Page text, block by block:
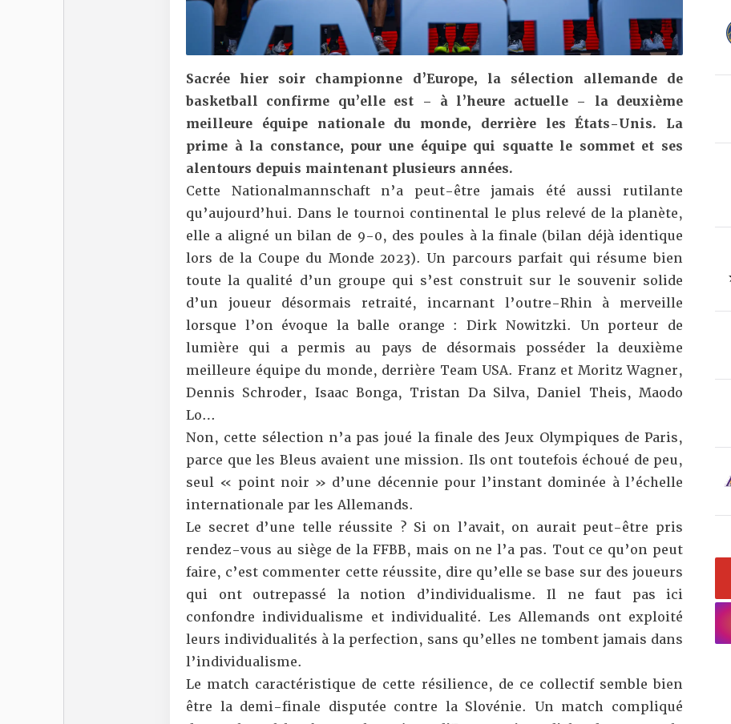
Sacrée hier soir championne d’Europe, la sélection allemande de
basketball confirme qu’elle est – à l’heure actuelle – la deuxième
meilleure équipe nationale du monde, derrière les États-Unis. La
prime à la constance, pour une équipe qui squatte le sommet et ses
alentours depuis maintenant plusieurs années.
Cette Nationalmannschaft n’a peut-être jamais été aussi rutilante
qu’aujourd’hui. Dans le tournoi continental le plus relevé de la planète,
elle a aligné un bilan de 9-0, des poules à la finale (bilan déjà identique
lors de la Coupe du Monde 2023). Un parcours parfait qui résume bien
toute la qualité d’un groupe qui s’est construit sur le souvenir solide
d’un joueur désormais retraité, incarnant l’outre-Rhin à merveille
lorsque l’on évoque la balle orange : Dirk Nowitzki. Un porteur de
lumière qui a permis au pays de désormais posséder la deuxième
meilleure équipe du monde, derrière Team USA. Franz et Moritz Wagner,
Dennis Schroder, Isaac Bonga, Tristan Da Silva, Daniel Theis, Maodo
Lo…
Non, cette sélection n’a pas joué la finale des Jeux Olympiques de Paris,
parce que les Bleus avaient une mission. Ils ont toutefois échoué de peu,
seul « point noir » d’une décennie pour l’instant dominée à l’échelle
internationale par les Allemands.
Le secret d’une telle réussite ? Si on l’avait, on aurait peut-être pris
rendez-vous au siège de la FFBB, mais on ne l’a pas. Tout ce qu’on peut
faire, c’est commenter cette réussite, dire qu’elle se base sur des joueurs
qui ont outrepassé la notion d’individualisme. Il ne faut pas ici
confondre individualisme et individualité. Les Allemands ont exploité
leurs individualités à la perfection, sans qu’elles ne tombent jamais dans
l’individualisme.
Le match caractéristique de cette résilience, de ce collectif semble bien
être la demi-finale disputée contre la Slovénie. Un match compliqué